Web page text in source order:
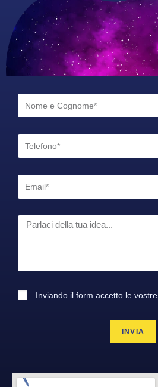
Inviando il form accetto le vostre
INVIA